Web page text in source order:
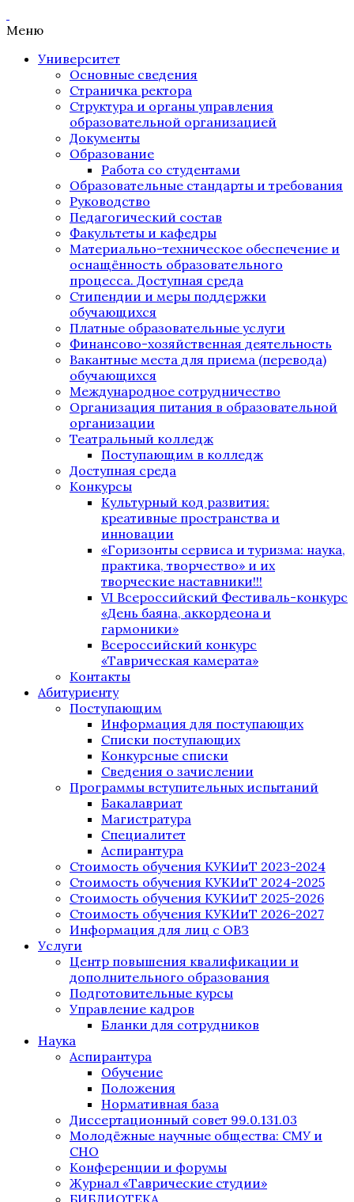
Меню
Университет
Основные сведения
Страничка ректора
Структура и органы управления
образовательной организацией
Документы
Образование
Работа со студентами
Образовательные стандарты и требования
Руководство
Педагогический состав
Факультеты и кафедры
Материально-техническое обеспечение и
оснащённость образовательного
процесса. Доступная среда
Стипендии и меры поддержки
обучающихся
Платные образовательные услуги
Финансово-хозяйственная деятельность
Вакантные места для приема (перевода)
обучающихся
Международное сотрудничество
Организация питания в образовательной
организации
Театральный колледж
Поступающим в колледж
Доступная среда
Конкурсы
Культурный код развития:
креативные пространства и
инновации
«Горизонты сервиса и туризма: наука,
практика, творчество» и их
творческие наставники!!!
VI Всероссийский Фестиваль-конкурс
«День баяна, аккордеона и
гармоники»
Всероссийский конкурс
«Таврическая камерата»
Контакты
Абитуриенту
Поступающим
Информация для поступающих
Списки поступающих
Конкурсные списки
Сведения о зачислении
Программы вступительных испытаний
Бакалавриат
Магистратура
Специалитет
Аспирантура
Стоимость обучения КУКИиТ 2023-2024
Стоимость обучения КУКИиТ 2024-2025
Стоимость обучения КУКИиТ 2025-2026
Стоимость обучения КУКИиТ 2026-2027
Информация для лиц с ОВЗ
Услуги
Центр повышения квалификации и
дополнительного образования
Подготовительные курсы
Управление кадров
Бланки для сотрудников
Наука
Аспирантура
Обучение
Положения
Нормативная база
Диссертационный совет 99.0.131.03
Молодёжные научные общества: СМУ и
СНО
Конференции и форумы
Журнал «Таврические студии»
БИБЛИОТЕКА